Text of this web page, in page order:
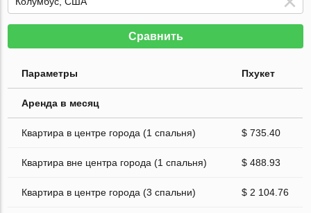
Сравнить
Параметры Пхукет
Аренда в месяц
Квартира в центре города (1 спальня) $ 735.40
Квартира вне центра города (1 спальня) $ 488.93
Квартира в центре города (3 спальни) $ 2 104.76